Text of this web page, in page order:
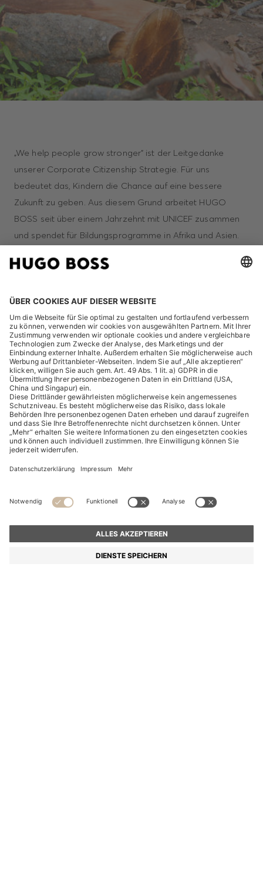
„We help people grow stronger” ist der Leitgedanke
unserer Corporate Citizenship Strategie. Für uns
bedeutet das, Kindern die Chance auf eine bessere
Zukunft zu geben. Aus diesem Grund arbeitet HUGO
BOSS seit über einem Jahrzehnt mit UNICEF zusammen
und spendet für Bildungsprogramme in Afrika und Asien.
seit 2013 unterstützen, werden wir in Zukunft ein weiteres
Das Projekt „Living Schools“ in Malawi integriert neben
innovativen Bildungskonzepten, wie E-Learning auch
Umweltthemen in die Bildungsarbeit. In den ausgewählten
Schulen wird Nachhaltigkeit durch verschiedene Ansätze
gefördert, die Sonne wird beispielsweise als
Energielieferant genutzt und ein eigenes Wassersystem
sorgt für sauberes Trinkwasser und Hygiene. Gleichzeitig
wird den Schülern Umweltbewusstsein vermittelt.
Unterstützen SieUNICEF mit uns!
Neben unserer Partnerschaft mit UNICEF unterstützen wir
das gesellschaftliche Engagement von HUGO BOSS.